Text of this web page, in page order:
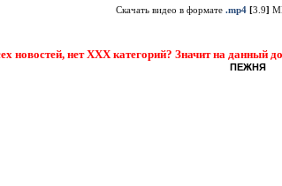
Скачать видео в формате .mp4 [3.9]
новостей, нет XXX категорий? Значит на данный
ПЕЖНЯ